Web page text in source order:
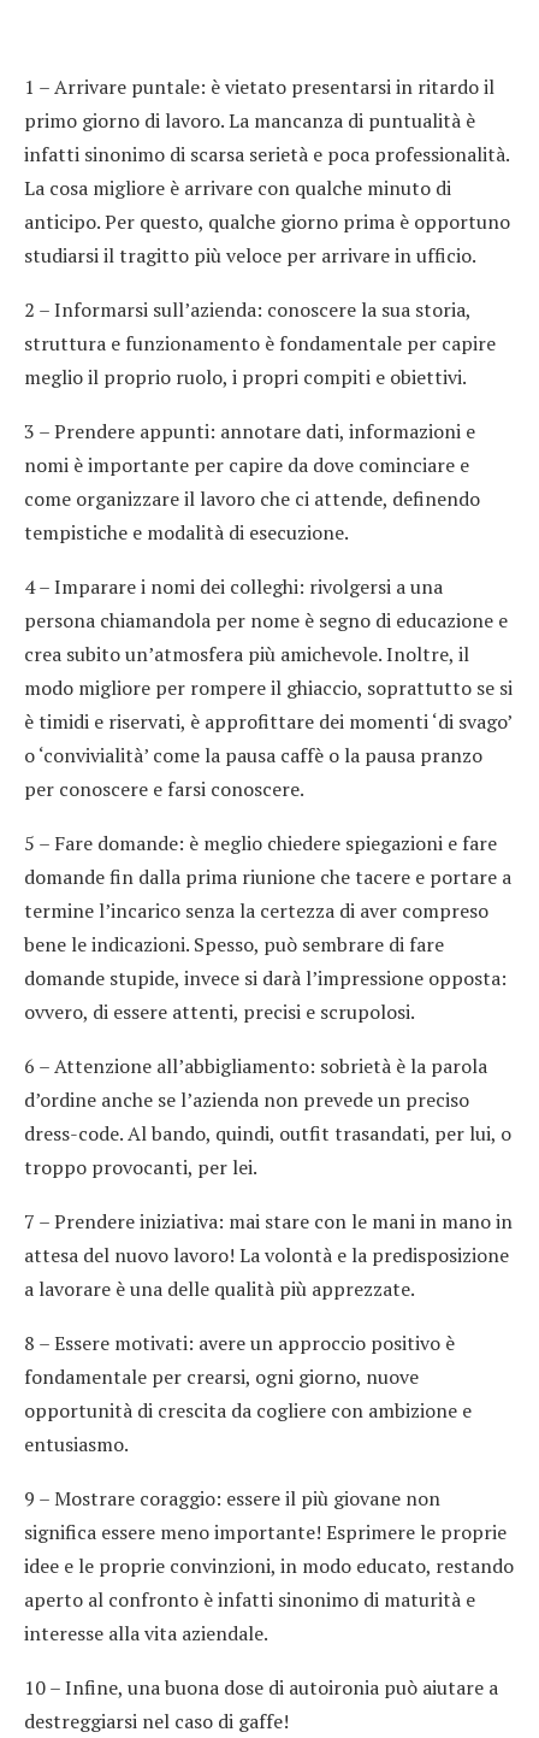
1 – Arrivare puntale: è vietato presentarsi in ritardo il
primo giorno di lavoro. La mancanza di puntualità è
infatti sinonimo di scarsa serietà e poca professionalità.
La cosa migliore è arrivare con qualche minuto di
anticipo. Per questo, qualche giorno prima è opportuno
studiarsi il tragitto più veloce per arrivare in ufficio.
2 – Informarsi sull’azienda: conoscere la sua storia,
struttura e funzionamento è fondamentale per capire
meglio il proprio ruolo, i propri compiti e obiettivi.
3 – Prendere appunti: annotare dati, informazioni e
nomi è importante per capire da dove cominciare e
come organizzare il lavoro che ci attende, definendo
tempistiche e modalità di esecuzione.
4 – Imparare i nomi dei colleghi: rivolgersi a una
persona chiamandola per nome è segno di educazione e
crea subito un’atmosfera più amichevole. Inoltre, il
modo migliore per rompere il ghiaccio, soprattutto se si
è timidi e riservati, è approfittare dei momenti ‘di svago’
o ‘convivialità’ come la pausa caffè o la pausa pranzo
per conoscere e farsi conoscere.
5 – Fare domande: è meglio chiedere spiegazioni e fare
domande fin dalla prima riunione che tacere e portare a
termine l’incarico senza la certezza di aver compreso
bene le indicazioni. Spesso, può sembrare di fare
domande stupide, invece si darà l’impressione opposta:
ovvero, di essere attenti, precisi e scrupolosi.
6 – Attenzione all’abbigliamento: sobrietà è la parola
d’ordine anche se l’azienda non prevede un preciso
dress-code. Al bando, quindi, outfit trasandati, per lui, o
troppo provocanti, per lei.
7 – Prendere iniziativa: mai stare con le mani in mano in
attesa del nuovo lavoro! La volontà e la predisposizione
a lavorare è una delle qualità più apprezzate.
8 – Essere motivati: avere un approccio positivo è
fondamentale per crearsi, ogni giorno, nuove
opportunità di crescita da cogliere con ambizione e
entusiasmo.
9 – Mostrare coraggio: essere il più giovane non
significa essere meno importante! Esprimere le proprie
idee e le proprie convinzioni, in modo educato, restando
aperto al confronto è infatti sinonimo di maturità e
interesse alla vita aziendale.
10 – Infine, una buona dose di autoironia può aiutare a
destreggiarsi nel caso di gaffe!